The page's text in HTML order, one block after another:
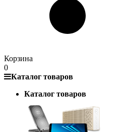
Корзина
0
Каталог товаров
Каталог товаров